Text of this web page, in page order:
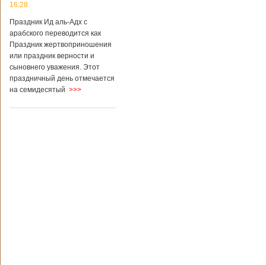
16:28
Праздник Ид аль-Адх с
арабского переводится как
Праздник жертвоприношения
или праздник верности и
сыновнего уважения. Этот
праздничный день отмечается
на семидесятый >>>